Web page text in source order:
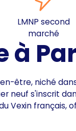
LMNP second
marché
à
être, niché
neuf s'inscrit
Vexin français,